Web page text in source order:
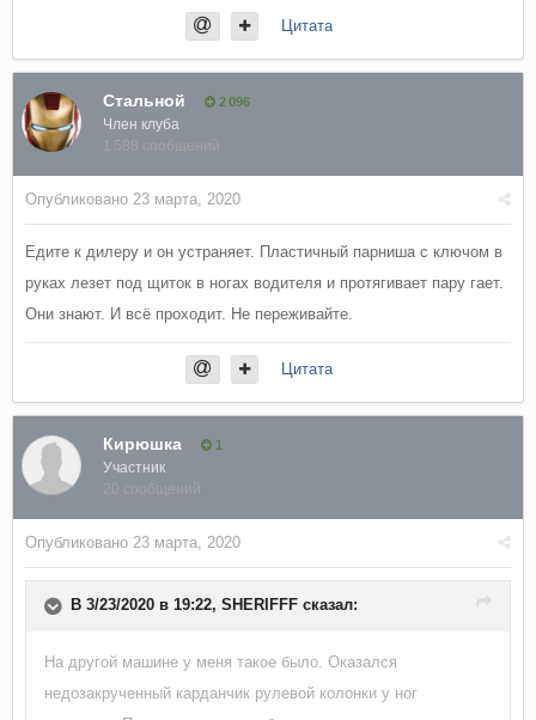
Цитата
Стальной 2 096
Член клуба
1 588 сообщений
Опубликовано 23 марта, 2020
Едите к дилеру и он устраняет. Пластичный парниша с ключом в
руках лезет под щиток в ногах водителя и протягивает пару гает.
Они знают. И всё проходит. Не переживайте.
Цитата
Кирюшка 1
Участник
20 сообщений
Опубликовано 23 марта, 2020
В 3/23/2020 в 19:22, SHERIFFF сказал:
На другой машине у меня такое было. Оказался
недозакрученный карданчик рулевой колонки у ног